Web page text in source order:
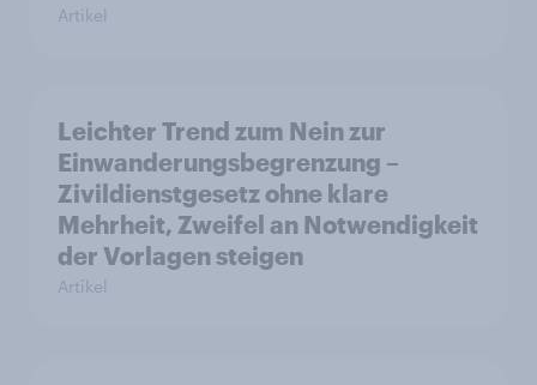
Artikel
Leichter Trend zum Nein zur
Einwanderungsbegrenzung –
Zivildienstgesetz ohne klare
Mehrheit, Zweifel an Notwendigkeit
der Vorlagen steigen
Artikel